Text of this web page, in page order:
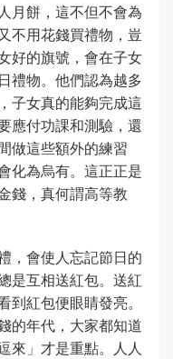
月餅，這不但不會為
不用花錢買禮物，豈
好的旗號，會在子女
禮物。他們認為越多
子女真的能夠完成這
應付功課和測驗，還
做這些額外的練習
化為烏有。這正正是
錢，真何謂高等教
，會使人忘記節日的
是互相送紅包。送紅
紅包便眼睛發亮。
的年代，大家都知道
來」才是重點。人人